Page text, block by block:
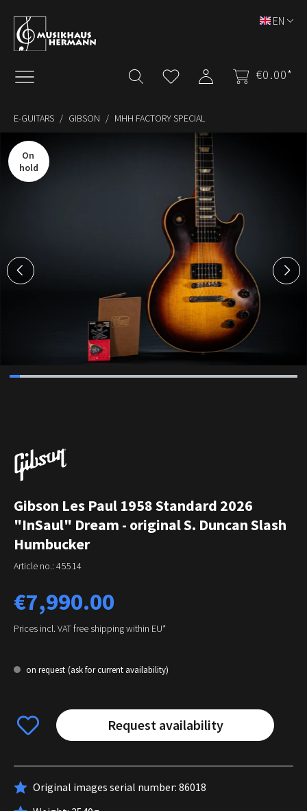
Skip to main content
€0.00*
EN
E-GUITARS GIBSON MHH FACTORY SPECIAL
Skip image gallery
On
hold
Gibson Les Paul 1958 Standard 2026
"InSaul" Dream - original S. Duncan Slash
Humbucker
Article no.: 45514
Regular price:
€7,990.00
Prices incl. VAT free shipping within EU*
on request (ask for current availability)
Request availability
Original images serial number: 86018